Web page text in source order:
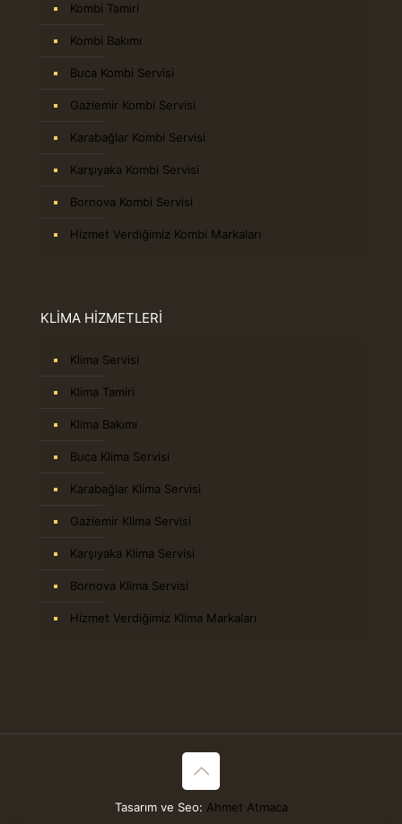
Kombi Tamiri
Kombi Bakımı
Buca Kombi Servisi
Gaziemir Kombi Servisi
Karabağlar Kombi Servisi
Karşıyaka Kombi Servisi
Bornova Kombi Servisi
Hizmet Verdiğimiz Kombi Markaları
KLİMA HİZMETLERİ
Klima Servisi
Klima Tamiri
Klima Bakımı
Buca Klima Servisi
Karabağlar Klima Servisi
Gaziemir Klima Servisi
Karşıyaka Klima Servisi
Bornova Klima Servisi
Hizmet Verdiğimiz Klima Markaları
Tasarım ve Seo: Ahmet Atmaca